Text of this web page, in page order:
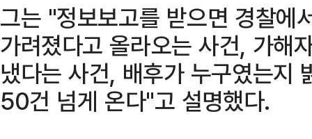
그는 "정보보고를 받으면 경찰에
가려졌다고 올라오는 사건, 가해
냈다는 사건, 배후가 누구였는지
50건 넘게 온다"고 설명했다.